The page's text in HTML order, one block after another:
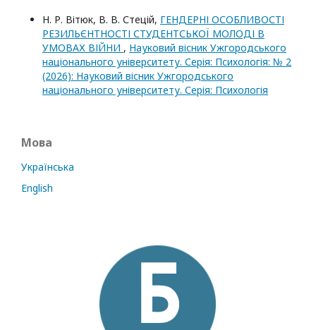
Н. Р. Вітюк, В. В. Стецій, ГЕНДЕРНІ ОСОБЛИВОСТІ
РЕЗИЛЬЄНТНОСТІ СТУДЕНТСЬКОЇ МОЛОДІ В
УМОВАХ ВІЙНИ , Науковий вісник Ужгородського
національного університету. Серія: Психологія: № 2
(2026): Науковий вісник Ужгородського
національного університету. Серія: Психологія
Мова
Українська
English